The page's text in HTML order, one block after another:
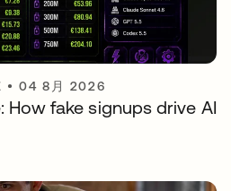
•04 8月 2026
How fake signups drive AI